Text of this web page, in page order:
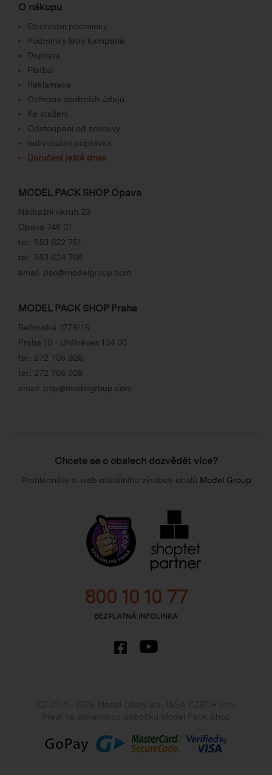
O nákupu
Obchodní podmínky
Podmínky letní kampaně
Doprava
Platba
Reklamace
Ochrana osobních údajů
Ke stažení
Odstoupení od smlouvy
Individuální poptávka
Doručení ještě dnes
MODEL PACK SHOP Opava
Nádražní okruh 23
Opava 746 01
tel.: 553 622 751
tel.: 553 624 708
email: pso@modelgroup.com
MODEL PACK SHOP Praha
Bečovská 1279/15
Praha 10 - Uhříněves 104 00
tel.: 272 705 926
tel.: 272 705 928
email: psp@modelgroup.com
Chcete se o obalech dozvědět více?
Prohlédněte si web oficiálního výrobce obalů Model Group
800 10 10 77
BEZPLATNÁ INFOLINKA